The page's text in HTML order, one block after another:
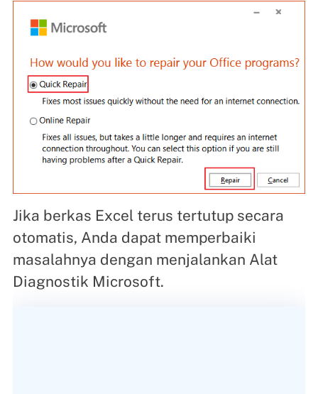
Jika berkas Excel terus tertutup secara
otomatis, Anda dapat memperbaiki
masalahnya dengan menjalankan Alat
Diagnostik Microsoft.